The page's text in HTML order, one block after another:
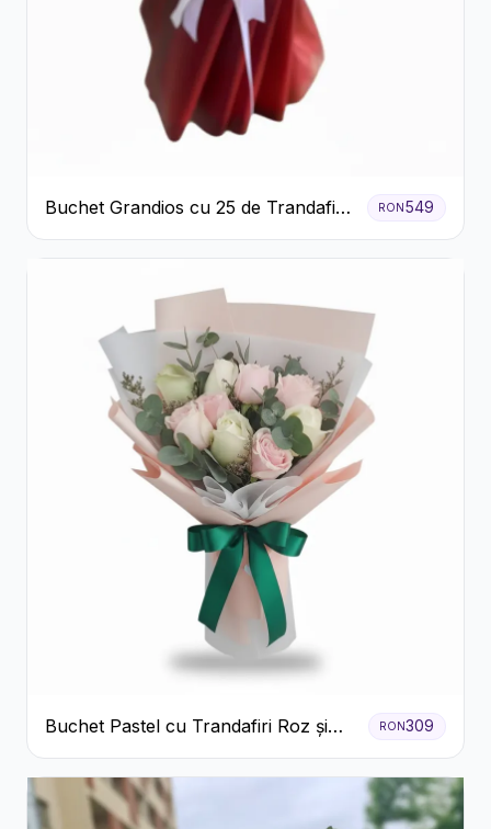
Buchet Grandios cu 25 de Trandafiri
Roșii
RON549
Buchet Pastel cu Trandafiri Roz și
Albi
RON309